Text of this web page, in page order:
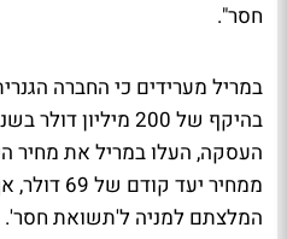
חסר".
במריל מערידים כי החברה
ממחיר יעד
המלצתם למניה ל'תשואת חסר'.